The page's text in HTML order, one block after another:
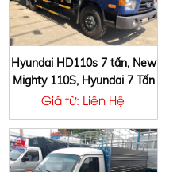
Hyundai HD110s 7 tấn, New
Mighty 110S, Hyundai 7 Tấn
New Mighty HD110S Thành
Giá từ: Liên Hệ